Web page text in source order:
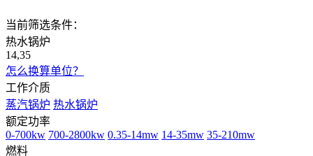
当前筛选条件：
热水锅炉
14,35
怎么换算单位？
工作介质
蒸汽锅炉 热水锅炉
额定功率
0-700kw 700-2800kw 0.35-14mw 14-35mw 35-210mw
燃料